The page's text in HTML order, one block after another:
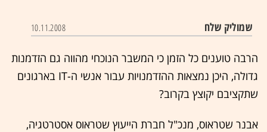
שמוליק שלח 10.11.2008
הרבה טוענים כל הזמן כי המשבר הנוכחי מהווה גם הזדמנות
גדולה, היכן נמצאות ההזדמנויות עבור אנשי ה-IT בארגונים
שתקציבם יקוצץ בקרוב?
אבנר שטראוס, מנכ"ל חברת הייעוץ שטראוס אסטרטגיה,